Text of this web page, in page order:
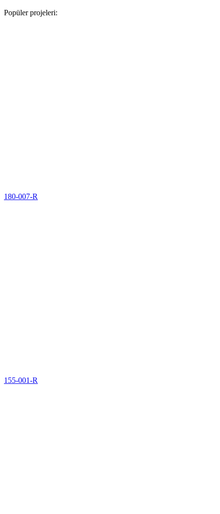
Popüler projeleri:
180-007-R
155-001-R